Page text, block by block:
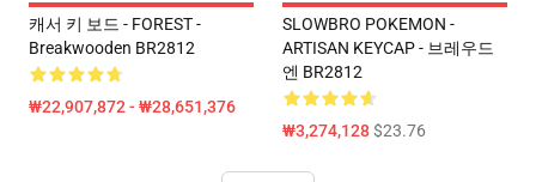
캐서 키 보드 - FOREST -
Breakwooden BR2812
₩22,907,872 - ₩28,651,376
SLOWBRO POKEMON -
ARTISAN KEYCAP - 브레우드
엔 BR2812
₩3,274,128$23.76